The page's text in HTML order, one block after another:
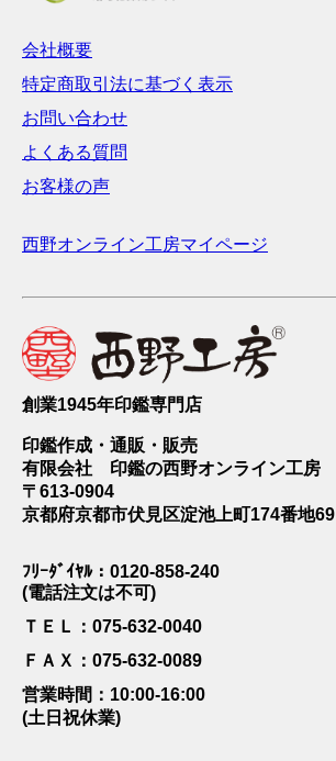
会社概要
特定商取引法に基づく表示
お問い合わせ
よくある質問
お客様の声
西野オンライン工房マイページ
創業1945年印鑑専門店
印鑑作成・通販・販売
有限会社 印鑑の西野オンライン工房
〒613-0904
京都府京都市伏見区淀池上町174番地69
ﾌﾘｰﾀﾞｲﾔﾙ：0120-858-240
(電話注文は不可)
ＴＥＬ：075-632-0040
ＦＡＸ：075-632-0089
営業時間：10:00-16:00
(土日祝休業)